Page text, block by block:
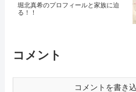
堀北真希のプロフィールと家族に迫
る！！
コメント
コメントを書き